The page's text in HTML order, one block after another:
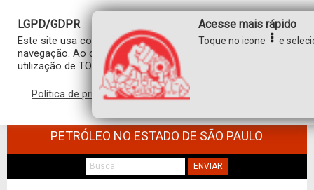
COMÉRCIO DE MINÉRIOS E DERIVADOS DE
PETRÓLEO NO ESTADO DE SÃO PAULO
ENVIAR
LGPD/GDPR
Este site usa cookies para personalizar sua experiência de
navegação. Ao clicar em “aceitar”, você concorda com a
utilização de TODOS os cookies.
Política de privacidade Aceitar
Acesse mais rápido
Toque no icone e